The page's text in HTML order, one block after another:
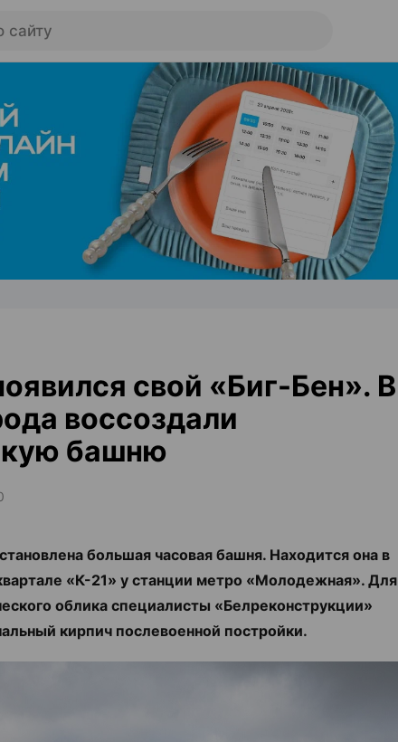
сайту
ЭФФЕКТИВНАЯ РЕКЛАМА НА САЙТЕ
свой «Биг-Бен». В
воссоздали
башню
большая часовая башня. Находится она в
«К-21» у станции метро «Молодежная». Для
облика специалисты «Белреконструкции»
кирпич послевоенной постройки.